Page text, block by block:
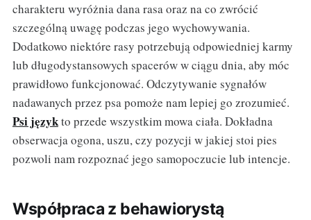
charakteru wyróżnia dana rasa oraz na co zwrócić
szczególną uwagę podczas jego wychowywania.
Dodatkowo niektóre rasy potrzebują odpowiedniej karmy
lub długodystansowych spacerów w ciągu dnia, aby móc
prawidłowo funkcjonować. Odczytywanie sygnałów
nadawanych przez psa pomoże nam lepiej go zrozumieć.
Psi językto przede wszystkim mowa ciała. Dokładna
obserwacja ogona, uszu, czy pozycji w jakiej stoi pies
pozwoli nam rozpoznać jego samopoczucie lub intencje.
Współpraca z behawiorystą